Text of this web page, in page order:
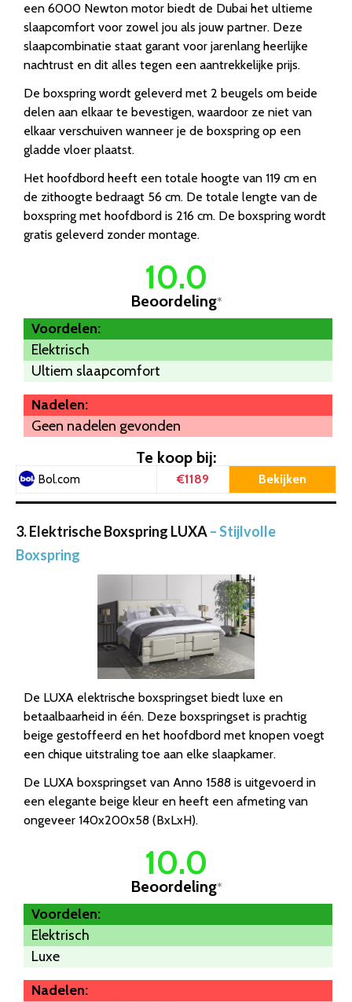
een 6000 Newton motor biedt de Dubai het ultieme
slaapcomfort voor zowel jou als jouw partner. Deze
slaapcombinatie staat garant voor jarenlang heerlijke
nachtrust en dit alles tegen een aantrekkelijke prijs.
De boxspring wordt geleverd met 2 beugels om beide
delen aan elkaar te bevestigen, waardoor ze niet van
elkaar verschuiven wanneer je de boxspring op een
gladde vloer plaatst.
Het hoofdbord heeft een totale hoogte van 119 cm en
de zithoogte bedraagt 56 cm. De totale lengte van de
boxspring met hoofdbord is 216 cm. De boxspring wordt
gratis geleverd zonder montage.
10.0
Beoordeling*
Voordelen:
Elektrisch
Ultiem slaapcomfort
Nadelen:
Geen nadelen gevonden
Te koop bij:
Bol.com €1189 Bekijken
3. Elektrische Boxspring LUXA– Stijlvolle
Boxspring
De LUXA elektrische boxspringset biedt luxe en
betaalbaarheid in één. Deze boxspringset is prachtig
beige gestoffeerd en het hoofdbord met knopen voegt
een chique uitstraling toe aan elke slaapkamer.
De LUXA boxspringset van Anno 1588 is uitgevoerd in
een elegante beige kleur en heeft een afmeting van
ongeveer 140x200x58 (BxLxH).
10.0
Beoordeling*
Voordelen:
Elektrisch
Luxe
Nadelen: